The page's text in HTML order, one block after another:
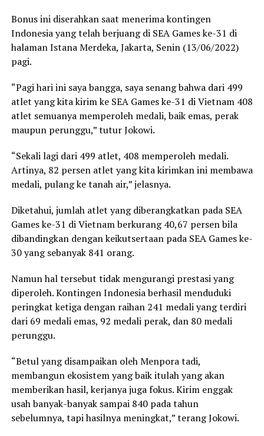
Bonus ini diserahkan saat menerima kontingen
Indonesia yang telah berjuang di SEA Games ke-31 di
halaman Istana Merdeka, Jakarta, Senin (13/06/2022)
pagi.
“Pagi hari ini saya bangga, saya senang bahwa dari 499
atlet yang kita kirim ke SEA Games ke-31 di Vietnam 408
atlet semuanya memperoleh medali, baik emas, perak
maupun perunggu,” tutur Jokowi.
“Sekali lagi dari 499 atlet, 408 memperoleh medali.
Artinya, 82 persen atlet yang kita kirimkan ini membawa
medali, pulang ke tanah air,” jelasnya.
Diketahui, jumlah atlet yang diberangkatkan pada SEA
Games ke-31 di Vietnam berkurang 40,67 persen bila
dibandingkan dengan keikutsertaan pada SEA Games ke-
30 yang sebanyak 841 orang.
Namun hal tersebut tidak mengurangi prestasi yang
diperoleh. Kontingen Indonesia berhasil menduduki
peringkat ketiga dengan raihan 241 medali yang terdiri
dari 69 medali emas, 92 medali perak, dan 80 medali
perunggu.
“Betul yang disampaikan oleh Menpora tadi,
membangun ekosistem yang baik itulah yang akan
memberikan hasil, kerjanya juga fokus. Kirim enggak
usah banyak-banyak sampai 840 pada tahun
sebelumnya, tapi hasilnya meningkat,” terang Jokowi.